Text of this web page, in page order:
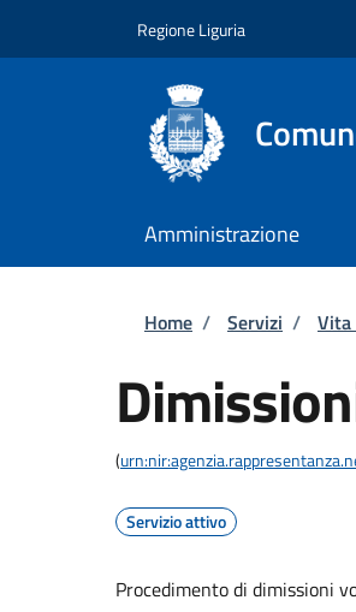
Regione Liguria
Amministrazione
Briciole
Home / Servizi / Vita
(
Servizio attivo
Procedimento di dimissioni